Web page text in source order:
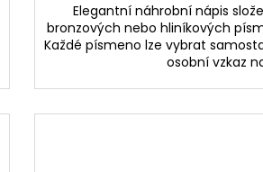
Elegantní náhrobní nápis
bronzových nebo hliníkových
Každé písmeno lze vybrat
osobní vzkaz